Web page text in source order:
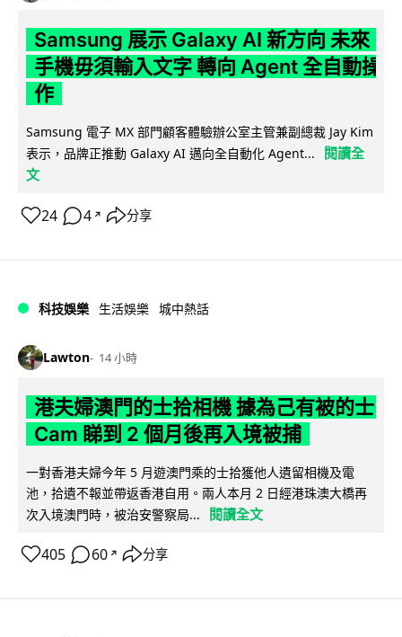
Samsung 展示 Galaxy AI 新方向 未來
手機毋須輸入文字 轉向 Agent 全自動操
作
Samsung 電子 MX 部門顧客體驗辦公室主管兼副總裁 Jay Kim
表示，品牌正推動 Galaxy AI 邁向全自動化 Agent...
閱讀全
文
24 4 ↗ 分享
科技娛樂 生活娛樂 城中熱話
Lawton 14 小時
港夫婦澳門的士拾相機 據為己有被的士
Cam 睇到 2 個月後再入境被捕
一對香港夫婦今年 5 月遊澳門乘的士拾獲他人遺留相機及電
池，拾遺不報並帶返香港自用。兩人本月 2 日經港珠澳大橋再
次入境澳門時，被治安警察局...
閱讀全文
405 60 ↗ 分享